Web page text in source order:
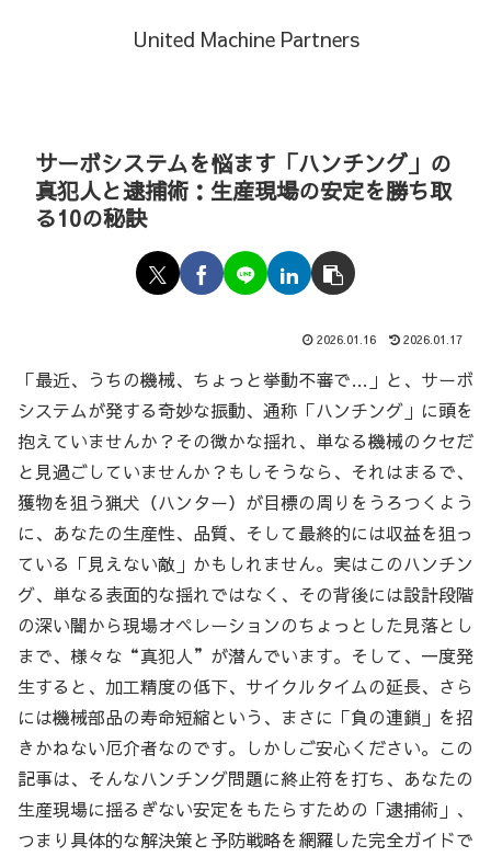
United Machine Partners
サーボシステムを悩ます「ハンチング」の
真犯人と逮捕術：生産現場の安定を勝ち取
る10の秘訣
2026.01.16 2026.01.17
「最近、うちの機械、ちょっと挙動不審で…」と、サーボ
システムが発する奇妙な振動、通称「ハンチング」に頭を
抱えていませんか？その微かな揺れ、単なる機械のクセだ
と見過ごしていませんか？もしそうなら、それはまるで、
獲物を狙う猟犬（ハンター）が目標の周りをうろつくよう
に、あなたの生産性、品質、そして最終的には収益を狙っ
ている「見えない敵」かもしれません。実はこのハンチン
グ、単なる表面的な揺れではなく、その背後には設計段階
の深い闇から現場オペレーションのちょっとした見落とし
まで、様々な“真犯人”が潜んでいます。そして、一度発
生すると、加工精度の低下、サイクルタイムの延長、さら
には機械部品の寿命短縮という、まさに「負の連鎖」を招
きかねない厄介者なのです。しかしご安心ください。この
記事は、そんなハンチング問題に終止符を打ち、あなたの
生産現場に揺るぎない安定をもたらすための「逮捕術」、
つまり具体的な解決策と予防戦略を網羅した完全ガイドで